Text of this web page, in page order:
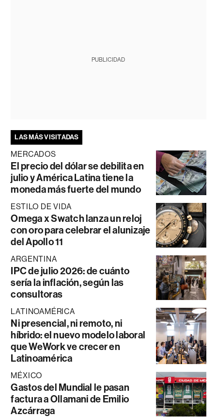
PUBLICIDAD
LAS MÁS VISITADAS
MERCADOS
El precio del dólar se debilita en
julio y América Latina tiene la
moneda más fuerte del mundo
ESTILO DE VIDA
Omega x Swatch lanza un reloj
con oro para celebrar el alunizaje
del Apollo 11
ARGENTINA
IPC de julio 2026: de cuánto
sería la inflación, según las
consultoras
LATINOAMÉRICA
Ni presencial, ni remoto, ni
híbrido: el nuevo modelo laboral
que WeWork ve crecer en
Latinoamérica
MÉXICO
Gastos del Mundial le pasan
factura a Ollamani de Emilio
Azcárraga